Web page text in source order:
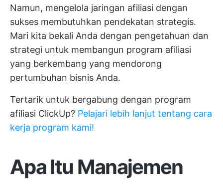
Namun, mengelola jaringan afiliasi dengan
sukses membutuhkan pendekatan strategis.
Mari kita bekali Anda dengan pengetahuan dan
strategi untuk membangun program afiliasi
yang berkembang yang mendorong
pertumbuhan bisnis Anda.
Tertarik untuk bergabung dengan program
afiliasi ClickUp? Pelajari lebih lanjut tentang cara
kerja program kami!
Apa Itu Manajemen